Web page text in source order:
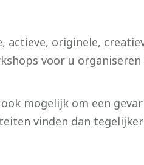
actieve, originele,
voor u
mogelijk om een
vinden dan